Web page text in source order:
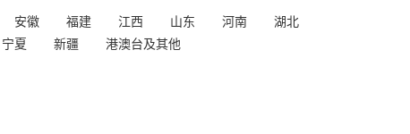
安徽 福建 江西 山东 河南
湖北
宁夏 新疆 港澳台及其他